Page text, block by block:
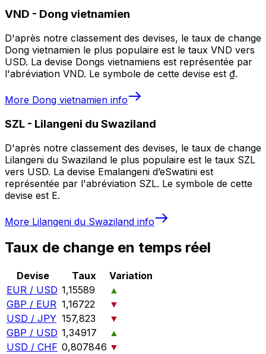
VND - Dong vietnamien
D'après notre classement des devises, le taux de change
Dong vietnamien le plus populaire est le taux VND vers
USD. La devise Dongs vietnamiens est représentée par
l'abréviation VND. Le symbole de cette devise est ₫.
More Dong vietnamien info
SZL - Lilangeni du Swaziland
D'après notre classement des devises, le taux de change
Lilangeni du Swaziland le plus populaire est le taux SZL
vers USD. La devise Emalangeni d’eSwatini est
représentée par l'abréviation SZL. Le symbole de cette
devise est E.
More Lilangeni du Swaziland info
Taux de change en temps réel
Devise Taux
Variation
EUR / USD 1,15589
▲
GBP / EUR 1,16722
▼
USD / JPY 157,823
▼
GBP / USD 1,34917
▲
USD / CHF 0,807846 ▼